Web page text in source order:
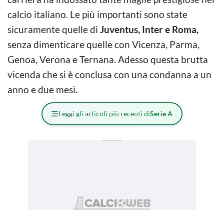
calcio italiano. Le più importanti sono state
sicuramente quelle di Juventus, Inter e Roma,
senza dimenticare quelle con Vicenza, Parma,
Genoa, Verona e Ternana. Adesso questa brutta
vicenda che si è conclusa con una condanna a un
anno e due mesi.
Leggi gli articoli più recenti diSerie A